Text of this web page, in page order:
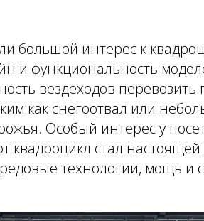
большой интерес к
и функциональность
вездеходов перевозить
как снегоотвал или
Особый интерес у
квадроцикл стал
технологии, мощь и